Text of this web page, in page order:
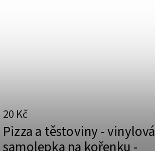
Pizza a těstoviny - vinylová
20 Kč